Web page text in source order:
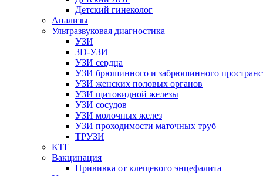
Детский гинеколог
Анализы
Ультразвуковая диагностика
УЗИ
3D-УЗИ
УЗИ сердца
УЗИ брюшинного и забрюшинного
УЗИ женских половых органов
УЗИ щитовидной железы
УЗИ сосудов
УЗИ молочных желез
УЗИ проходимости маточных труб
ТРУЗИ
КТГ
Вакцинация
Прививка от клещевого энцефалита